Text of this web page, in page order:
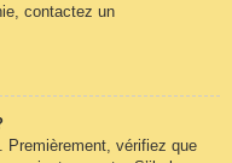
contactez un
Premièrement, vérifiez que